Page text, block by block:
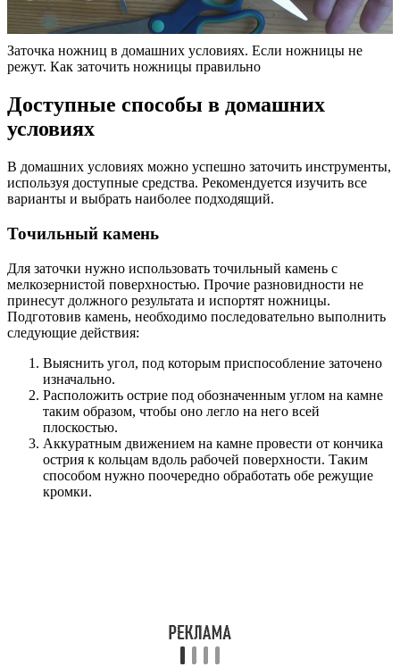
Заточка ножниц в домашних условиях. Если ножницы не
режут. Как заточить ножницы правильно
Доступные способы в домашних
условиях
В домашних условиях можно успешно заточить инструменты,
используя доступные средства. Рекомендуется изучить все
варианты и выбрать наиболее подходящий.
Точильный камень
Для заточки нужно использовать точильный камень с
мелкозернистой поверхностью. Прочие разновидности не
принесут должного результата и испортят ножницы.
Подготовив камень, необходимо последовательно выполнить
следующие действия:
Выяснить угол, под которым приспособление заточено
изначально.
Расположить острие под обозначенным углом на камне
таким образом, чтобы оно легло на него всей
плоскостью.
Аккуратным движением на камне провести от кончика
острия к кольцам вдоль рабочей поверхности. Таким
способом нужно поочередно обработать обе режущие
кромки.